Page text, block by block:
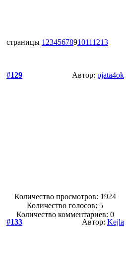
страницы 1 2345678910111213
#129 Автор: pjata4ok
Количество просмотров: 1924
Количество голосов: 5
Количество комментариев: 0
#133
Автор: Kejla